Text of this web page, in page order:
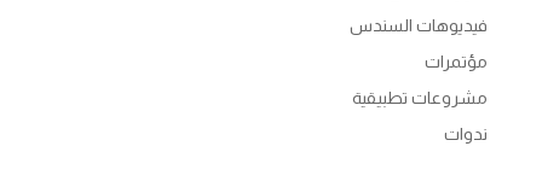
فيديوهات السندس
مؤتمرات
مشروعات تطبيقية
ندوات